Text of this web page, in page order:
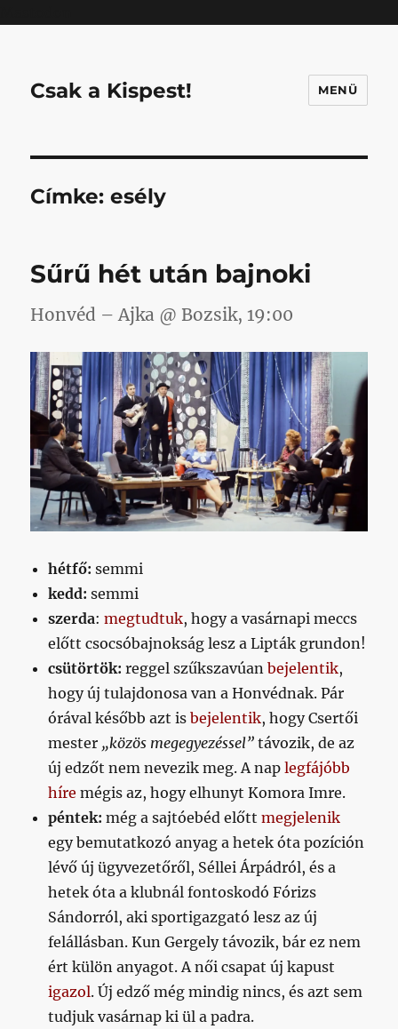
Csak a Kispest! MENÜ
Címke:esély
Sűrű hét után bajnoki
Honvéd – Ajka @ Bozsik, 19:00
hétfő: semmi
kedd: semmi
szerda:megtudtuk, hogy a vasárnapi meccs
előtt csocsóbajnokság lesz a Lipták grundon!
csütörtök: reggel szűkszavúanbejelentik,
hogy új tulajdonosa van a Honvédnak. Pár
órával később azt isbejelentik, hogy Csertői
mester „közös megegyezéssel” távozik, de az
új edzőt nem nevezik meg. A naplegfájóbb
híre mégis az, hogy elhunyt Komora Imre.
péntek: még a sajtóebéd előttmegjelenik
egy bemutatkozó anyag a hetek óta pozíción
lévő új ügyvezetőről, Séllei Árpádról, és a
hetek óta a klubnál fontoskodó Fórizs
Sándorról, aki sportigazgató lesz az új
felállásban. Kun Gergely távozik, bár ez nem
ért külön anyagot. A női csapat új kapust
igazol. Új edző még mindig nincs, és azt sem
tudjuk vasárnap ki ül a padra.